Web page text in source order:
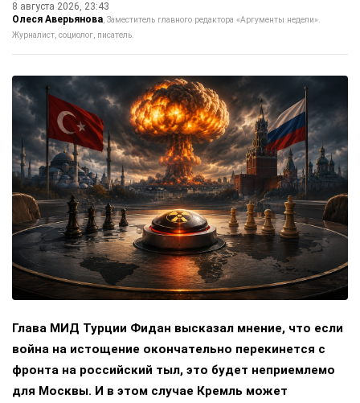
8 августа 2026, 23:43
Олеся Аверьянова Заместитель главного редактора «Аргументы недели».
Журналист, социолог, писатель.
Глава МИД Турции Фидан высказал мнение, что если
война на истощение окончательно перекинется с
фронта на российский тыл, это будет неприемлемо
для Москвы. И в этом случае Кремль может